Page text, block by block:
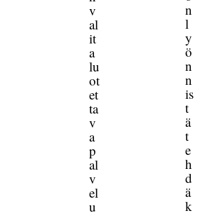
v
al
it
a
lu
ot
et
ta
v
a
p
al
v
el
u
n
l
y
ö
n
n
is
t
ä
t
e
h
d
ä
k